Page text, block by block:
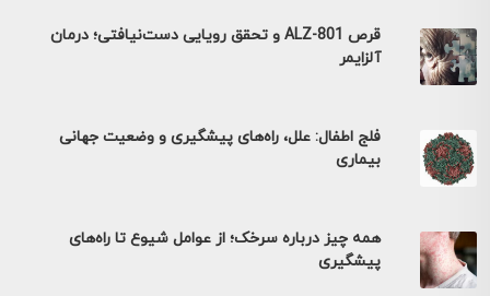
قرص ALZ-801 و تحقق رویایی دست‌نیافتی؛ درمان
آلزایمر
فلج اطفال: علل، راه‌های پیشگیری و وضعیت جهانی
بیماری
همه چیز درباره سرخک؛ از عوامل شیوع تا راه‌های
پیشگیری